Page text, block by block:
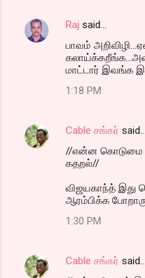
Raj said…
பாவம்
மாட்டார் இவங்க
1:18 PM
Cable சங்கர் said…
//என்ன கொடுமை
கதறல்//
விஜயகாந்த் இது
ஆரம்பிக்க
1:30 PM
Cable சங்கர் said…